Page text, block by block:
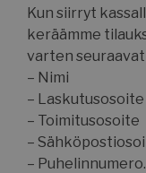
Kun siirryt
keräämme
varten
– Nimi
– Laskutusosoite
– Toimitusosoite
–
– Puhelinnumero.